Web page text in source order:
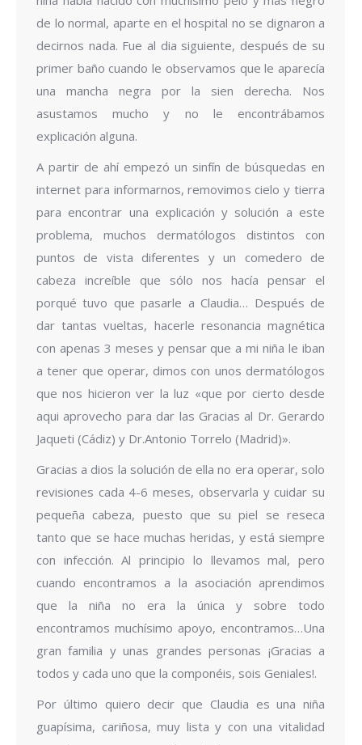
de lo normal, aparte en el hospital no se dignaron a
decirnos nada. Fue al dia siguiente, después de su
primer baño cuando le observamos que le aparecía
una mancha negra por la sien derecha. Nos
asustamos mucho y no le encontrábamos
explicación alguna.
A partir de ahí empezó un sinfín de búsquedas en
internet para informarnos, removimos cielo y tierra
para encontrar una explicación y solución a este
problema, muchos dermatólogos distintos con
puntos de vista diferentes y un comedero de
cabeza increíble que sólo nos hacía pensar el
porqué tuvo que pasarle a Claudia… Después de
dar tantas vueltas, hacerle resonancia magnética
con apenas 3 meses y pensar que a mi niña le iban
a tener que operar, dimos con unos dermatólogos
que nos hicieron ver la luz «que por cierto desde
aqui aprovecho para dar las Gracias al Dr. Gerardo
Jaqueti (Cádiz) y Dr.Antonio Torrelo (Madrid)».
Gracias a dios la solución de ella no era operar, solo
revisiones cada 4-6 meses, observarla y cuidar su
pequeña cabeza, puesto que su piel se reseca
tanto que se hace muchas heridas, y está siempre
con infección. Al principio lo llevamos mal, pero
cuando encontramos a la asociación aprendimos
que la niña no era la única y sobre todo
encontramos muchísimo apoyo, encontramos…Una
gran familia y unas grandes personas ¡Gracias a
todos y cada uno que la componéis, sois Geniales!.
Por último quiero decir que Claudia es una niña
guapísima, cariñosa, muy lista y con una vitalidad